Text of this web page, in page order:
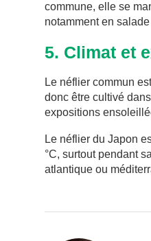
commune, elle se
notamment en
5. Climat et
Le néflier commun
donc être cultivé
expositions
Le néflier du Japon
°C, surtout pendant
atlantique ou